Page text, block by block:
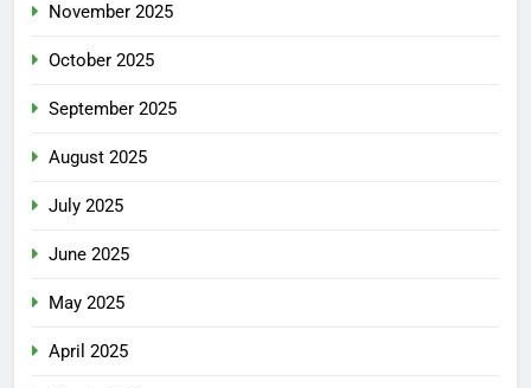
November 2025
October 2025
September 2025
August 2025
July 2025
June 2025
May 2025
April 2025